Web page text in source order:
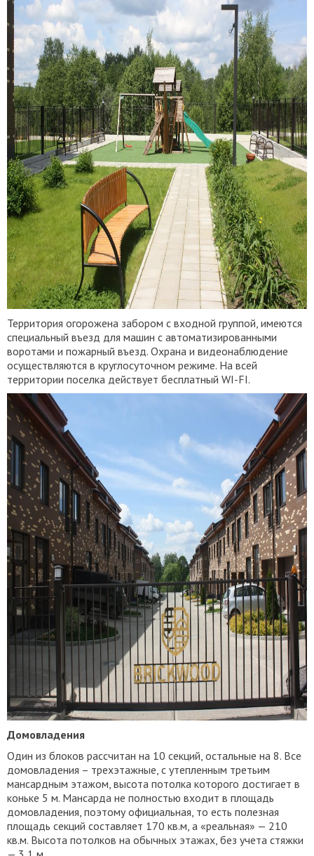
Территория огорожена забором с входной группой, имеются
специальный въезд для машин с автоматизированными
воротами и пожарный въезд. Охрана и видеонаблюдение
осуществляются в круглосуточном режиме. На всей
территории поселка действует бесплатный WI-FI.
Домовладения
Один из блоков рассчитан на 10 секций, остальные на 8. Все
домовладения – трехэтажные, с утепленным третьим
мансардным этажом, высота потолка которого достигает в
коньке 5 м. Мансарда не полностью входит в площадь
домовладения, поэтому официальная, то есть полезная
площадь секций составляет 170 кв.м, а «реальная» — 210
кв.м. Высота потолков на обычных этажах, без учета стяжки